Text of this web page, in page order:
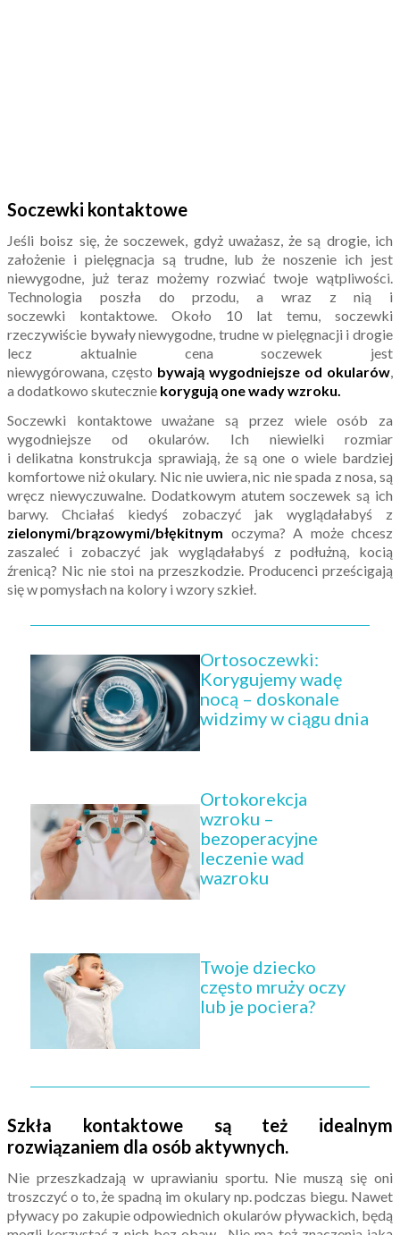
Soczewki kontaktowe
Jeśli boisz się, że soczewek, gdyż uważasz, że są drogie, ich
założenie i pielęgnacja są trudne, lub że noszenie ich jest
niewygodne, już teraz możemy rozwiać twoje wątpliwości.
Technologia poszła do przodu, a wraz z nią i
soczewki kontaktowe. Około 10 lat temu, soczewki
rzeczywiście bywały niewygodne, trudne w pielęgnacji i drogie
lecz aktualnie cena soczewek jest
niewygórowana, często bywają wygodniejsze od okularów,
a dodatkowo skutecznie korygują one wady wzroku.
Soczewki kontaktowe uważane są przez wiele osób za
wygodniejsze od okularów. Ich niewielki rozmiar
i delikatna konstrukcja sprawiają, że są one o wiele bardziej
komfortowe niż okulary. Nic nie uwiera, nic nie spada z nosa, są
wręcz niewyczuwalne. Dodatkowym atutem soczewek są ich
barwy. Chciałaś kiedyś zobaczyć jak wyglądałabyś z
zielonymi/brązowymi/błękitnym oczyma? A może chcesz
zaszaleć i zobaczyć jak wyglądałabyś z podłużną, kocią
źrenicą? Nic nie stoi na przeszkodzie. Producenci prześcigają
się w pomysłach na kolory i wzory szkieł.
Ortosoczewki:
Korygujemy wadę
nocą – doskonale
widzimy w ciągu dnia
Ortokorekcja
wzroku –
bezoperacyjne
leczenie wad
wazroku
Twoje dziecko
często mruży oczy
lub je pociera?
Szkła kontaktowe są też idealnym
rozwiązaniem dla osób aktywnych.
Nie przeszkadzają w uprawianiu sportu. Nie muszą się oni
troszczyć o to, że spadną im okulary np. podczas biegu. Nawet
pływacy po zakupie odpowiednich okularów pływackich, będą